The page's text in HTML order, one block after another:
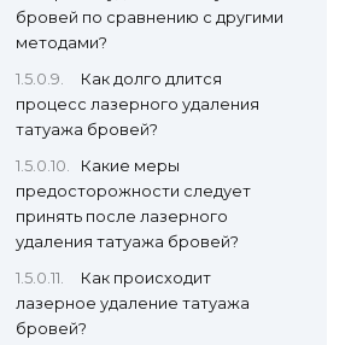
бровей по сравнению с другими
методами?
Как долго длится
процесс лазерного удаления
татуажа бровей?
Какие меры
предосторожности следует
принять после лазерного
удаления татуажа бровей?
Как происходит
лазерное удаление татуажа
бровей?